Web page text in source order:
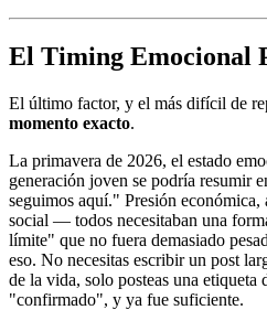
El Timing Emocional
El último factor, y el más difícil de
momento exacto.
La primavera de 2026, el estado
generación joven se podría resumir
seguimos aquí." Presión
social — todos necesitaban una
límite" que no fuera demasiado
eso. No necesitas escribir un post
de la vida, solo posteas una
"confirmado", y ya fue suficiente.